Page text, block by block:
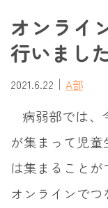
オンライ
行いまし
2021.6.22 ｜ A部
病弱部では、
が集まって児
は集まること
オンラインで